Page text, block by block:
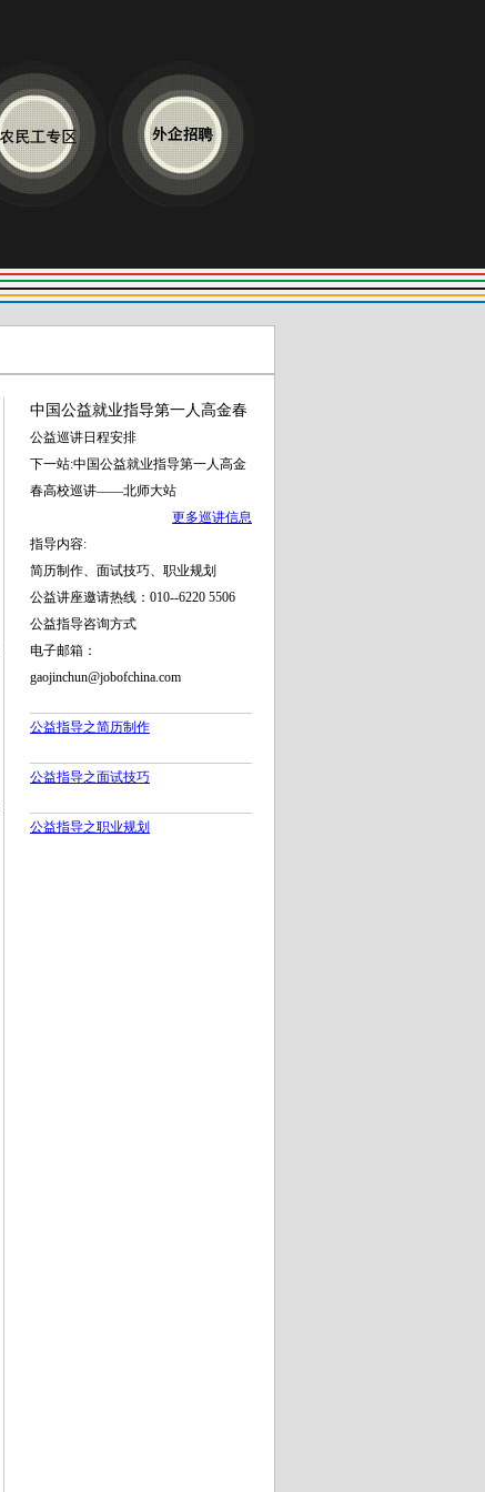
中国公益就业指导第一人高金春
公益巡讲日程安排
下一站:中国公益就业指导第一人高金
春高校巡讲——北师大站
更多巡讲信息
指导内容:
简历制作、面试技巧、职业规划
公益讲座邀请热线：010--6220 5506
公益指导咨询方式
电子邮箱：
gaojinchun@jobofchina.com
公益指导之简历制作
公益指导之面试技巧
公益指导之职业规划